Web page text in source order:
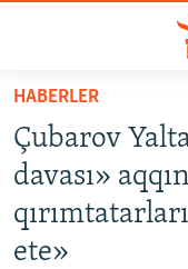
Esas
qaytmaq
Baş
navigatsiyağa
qaytmaq
Qıdıruvğa
HABERLER
SİYASET
İQTİSADİYAT
CEMİYET
HABERLER
Çubarov
davası»
ete»